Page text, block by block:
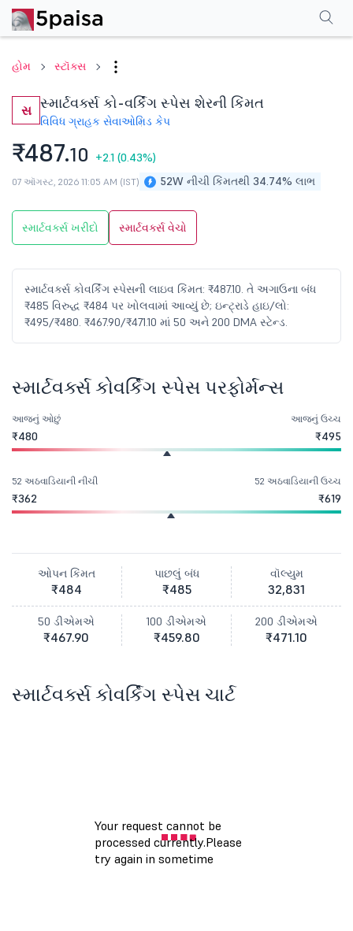
હોમ સ્ટૉક્સ
સ સ્માર્ટવર્ક્સ કો-વર્કિંગ સ્પેસ શેરની કિંમત
વિવિધ ગ્રાહક સેવાઓમિડ કેપ
₹487.10 +2.1 (0.43%)
52W નીચી કિંમતથી 34.74% લાભ
07 ઑગસ્ટ, 2026 11:05 AM (IST)
સ્માર્ટવર્ક્સ ખરીદો સ્માર્ટવર્ક્સ વેચો
સ્માર્ટવર્ક્સ કોવર્કિંગ સ્પેસની લાઇવ કિંમત: ₹487.10. તે અગાઉના બંધ
₹485 વિરુદ્ધ ₹484 પર ખોલવામાં આવ્યું છે; ઇન્ટ્રાડે હાઇ/લો:
₹495/₹480. ₹467.90/₹471.10 માં 50 અને 200 DMA સ્ટેન્ડ.
પરફોર્મન્સફાઇનાન્શિયલ્સ વધુ
સ્માર્ટવર્ક્સ કોવર્કિંગ સ્પેસ પરફોર્મન્સ
આજનું ઓછું
₹480
આજનું ઉચ્ચ
₹495
52 અઠવાડિયાની નીચી
₹362
52 અઠવાડિયાની ઉચ્ચ
₹619
ઓપન કિંમત
₹484
પાછલું બંધ
₹485
વૉલ્યુમ
32,831
50 ડીએમએ
₹467.90
100 ડીએમએ
₹459.80
200 ડીએમએ
₹471.10
સ્માર્ટવર્ક્સ કોવર્કિંગ સ્પેસ ચાર્ટ